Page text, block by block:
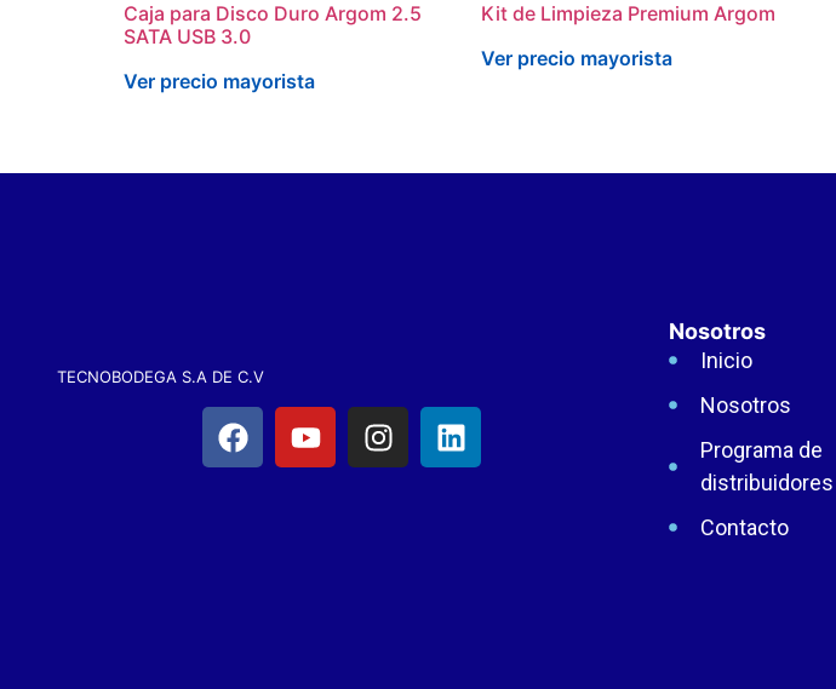
Caja para Disco Duro Argom 2.5
SATA USB 3.0
Ver precio mayorista
Kit de Limpieza Premium Argom
Ver precio mayorista
TECNOBODEGA S.A DE C.V
Nosotros
Inicio
Nosotros
Programa de
distribuidores
Contacto